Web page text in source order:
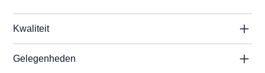
Kwaliteit
Gelegenheden